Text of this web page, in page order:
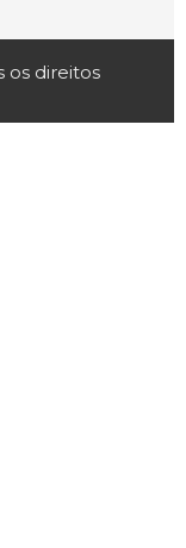
os direitos